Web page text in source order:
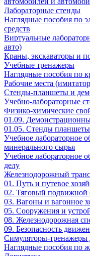
Лабораторные стенды
Наглядные пособия по
средств
Виртуальные
авто)
Краны, экскаваторы и
Учебные тренажеры
Наглядные пособия по
Рабочие места
Стенды-планшеты и
Учебно-лабораторные
Физико-химические
01.09.
01.05. Стенды планшеты
Учебное лабораторное
минерального сырья
Учебное лабораторное
делу
Железнодорожный
01. Путь и путевое
02. Тяговый подвижной
03. Вагоны и вагонное
05. Сооружения и
08. Железнодорожная
09. Безопасность
Симуляторы-тренажеры
Наглядные пособия по